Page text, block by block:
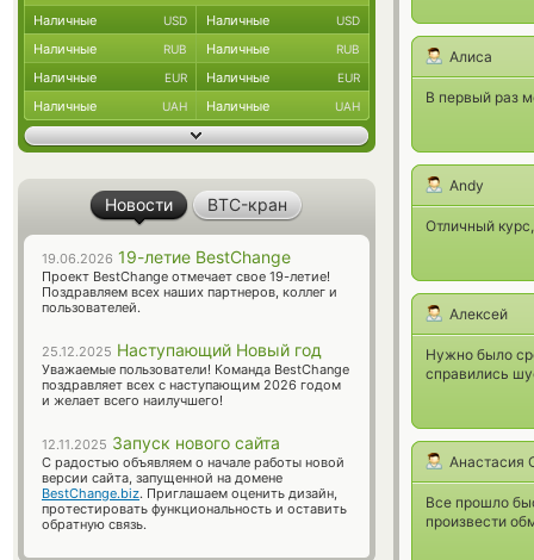
Алиса
В первый раз
Andy
Отличный
Алексей
Нужно было
справились
Анастасия
Все прошло
произвести
Наличные USD Наличные USD
Наличные RUB Наличные RUB
Наличные EUR Наличные EUR
Наличные UAH Наличные UAH
Новости BTC-кран
19.06.2026 19-летие BestChange
Проект BestChange отмечает свое 19-летие!
Поздравляем всех наших партнеров, коллег и
пользователей.
25.12.2025 Наступающий Новый год
Уважаемые пользователи! Команда BestChange
поздравляет всех с наступающим 2026 годом
и желает всего наилучшего!
12.11.2025 Запуск нового сайта
С радостью объявляем о начале работы новой
версии сайта, запущенной на домене
BestChange.biz. Приглашаем оценить дизайн,
протестировать функциональность и оставить
обратную связь.